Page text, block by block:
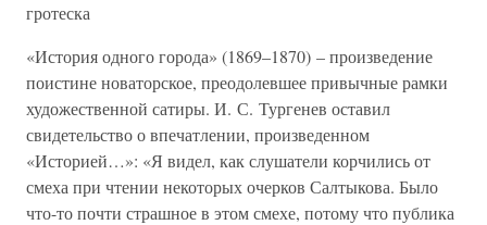
гротеска
«История одного города» (1869–1870) – произведение
поистине новаторское, преодолевшее привычные рамки
художественной сатиры. И. С. Тургенев оставил
свидетельство о впечатлении, произведенном
«Историей…»: «Я видел, как слушатели корчились от
смеха при чтении некоторых очерков Салтыкова. Было
что-то почти страшное в этом смехе, потому что публика